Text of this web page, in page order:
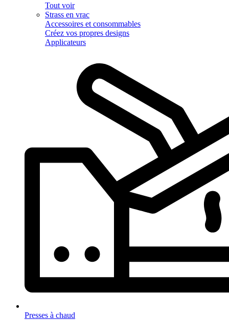
Tout voir
Strass en vrac
Accessoires et consommables
Créez vos propres designs
Applicateurs
Presses à chaud